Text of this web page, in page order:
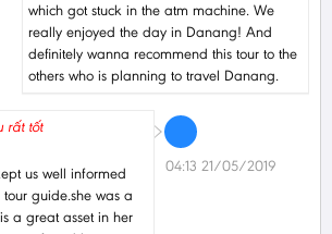
which got stuck in the atm machine. We
really enjoyed the day in Danang! And
definitely wanna recommend this tour to the
others who is planning to travel Danang.
rất tốt
us well informed
guide.she was a
a great asset in her
04:13 21/05/2019